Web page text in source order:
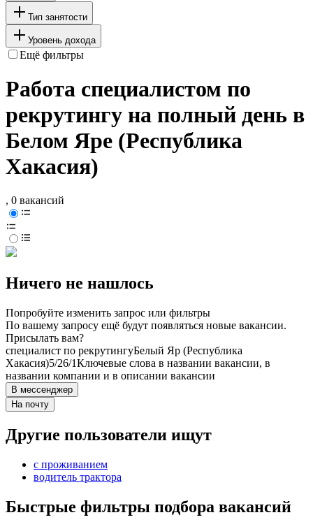
Тип занятости
Уровень дохода
Ещё фильтры
Работа специалистом по
рекрутингу на полный день в
Белом Яре (Республика
Хакасия)
, 0 вакансий
Ничего не нашлось
Попробуйте изменить запрос или фильтры
По вашему запросу ещё будут появляться новые вакансии.
Присылать вам?
специалист по рекрутингуБелый Яр (Республика
Хакасия)5/26/1Ключевые слова в названии вакансии, в
названии компании и в описании вакансии
В мессенджер
На почту
Другие пользователи ищут
с проживанием
водитель трактора
Быстрые фильтры подбора вакансий